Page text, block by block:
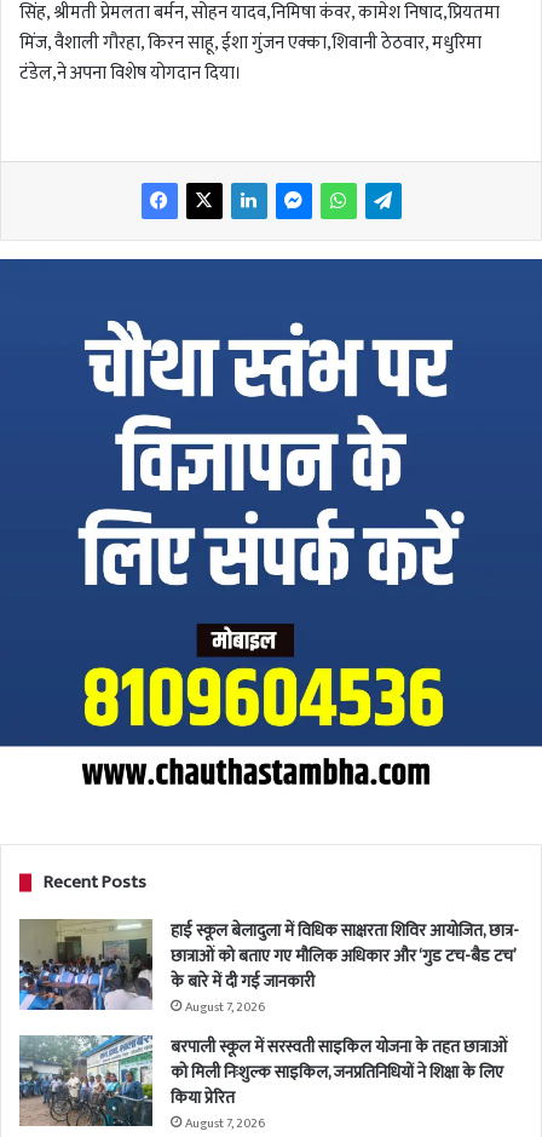
सिंह, श्रीमती प्रेमलता बर्मन, सोहन यादव,निमिषा कंवर, कामेश निषाद,प्रियतमा
मिंज, वैशाली गौरहा, किरन साहू, ईशा गुंजन एक्का,शिवानी ठेठवार, मधुरिमा
टंडेल,ने अपना विशेष योगदान दिया।
Recent Posts
हाई स्कूल बेलादुला में विधिक साक्षरता शिविर आयोजित, छात्र-
छात्राओं को बताए गए मौलिक अधिकार और ‘गुड टच-बैड टच’
के बारे में दी गई जानकारी
August 7, 2026
बरपाली स्कूल में सरस्वती साइकिल योजना के तहत छात्राओं
को मिली निःशुल्क साइकिल, जनप्रतिनिधियों ने शिक्षा के लिए
किया प्रेरित
August 7, 2026